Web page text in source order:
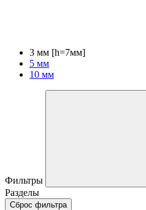
3 мм [h=7мм]
5 мм
10 мм
Фильтры
Разделы
Сброс фильтра